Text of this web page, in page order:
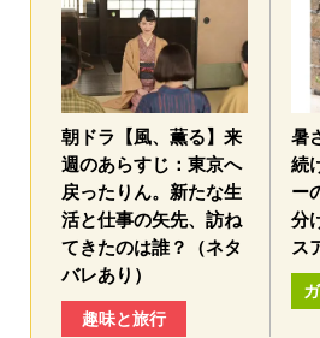
朝ドラ【風、薫る】来
週のあらすじ：東京へ
戻ったりん。新たな生
活と仕事の矢先、訪ね
てきたのは誰？（ネタ
バレあり）
趣味と旅行
暑
続
ー
分
ス